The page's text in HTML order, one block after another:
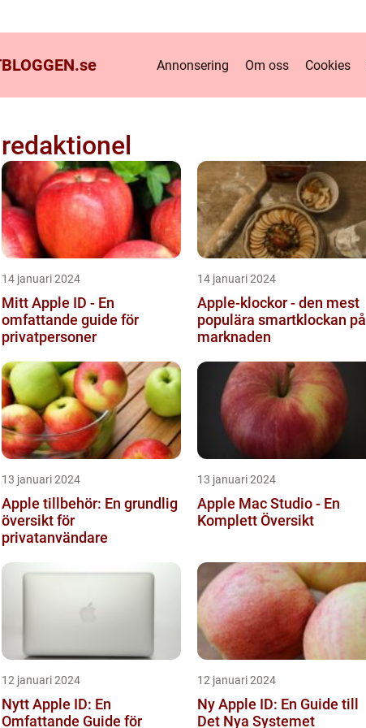
se Annonsering Om oss Cookies
redaktionel
14 januari 2024
Mitt Apple ID - En
omfattande guide för
privatpersoner
14 januari 2024
Apple-klockor - den mest
populära smartklockan på
marknaden
13 januari 2024
Apple tillbehör: En grundlig
översikt för
privatanvändare
13 januari 2024
Apple Mac Studio - En
Komplett Översikt
12 januari 2024
Nytt Apple ID: En
Omfattande Guide för
12 januari 2024
Ny Apple ID: En Guide till
Det Nya Systemet